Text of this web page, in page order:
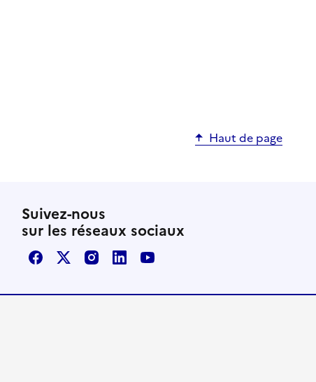
Haut de page
Suivez-nous
sur les réseaux sociaux
FacebookX / TwitterInstagram
LinkedInYoutube